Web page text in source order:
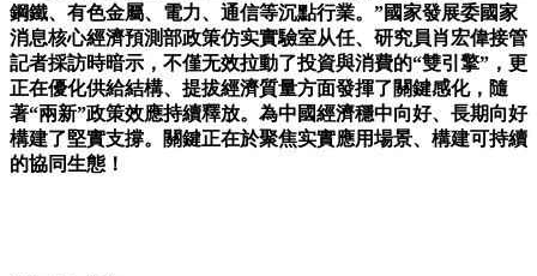
鋼鐵、有色金屬、電力、通信等沉點行業。”國家發展委國家
消息核心經濟預測部政策仿实實驗室从任、研究員肖宏偉接管
記者採訪時暗示，不僅无效拉動了投資與消費的“雙引擎”，更
正在優化供給結構、提拔經濟質量方面發揮了關鍵感化，隨
著“兩新”政策效應持續釋放。為中國經濟穩中向好、長期向好
構建了堅實支撐。關鍵正在於聚焦实實應用場景、構建可持續
的協同生態！